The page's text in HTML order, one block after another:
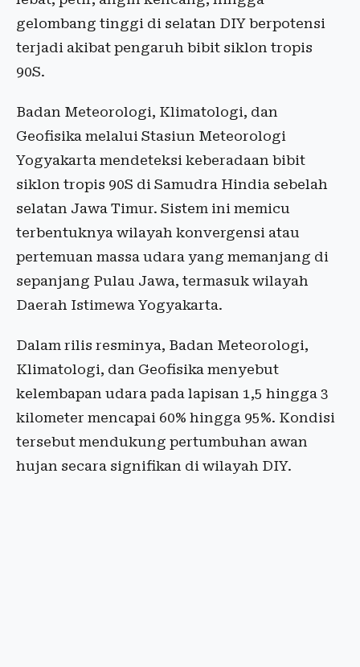
gelombang tinggi di selatan DIY berpotensi
terjadi akibat pengaruh bibit siklon tropis
90S.
Badan Meteorologi, Klimatologi, dan
Geofisika melalui Stasiun Meteorologi
Yogyakarta mendeteksi keberadaan bibit
siklon tropis 90S di Samudra Hindia sebelah
selatan Jawa Timur. Sistem ini memicu
terbentuknya wilayah konvergensi atau
pertemuan massa udara yang memanjang di
sepanjang Pulau Jawa, termasuk wilayah
Daerah Istimewa Yogyakarta.
Dalam rilis resminya, Badan Meteorologi,
Klimatologi, dan Geofisika menyebut
kelembapan udara pada lapisan 1,5 hingga 3
kilometer mencapai 60% hingga 95%. Kondisi
tersebut mendukung pertumbuhan awan
hujan secara signifikan di wilayah DIY.